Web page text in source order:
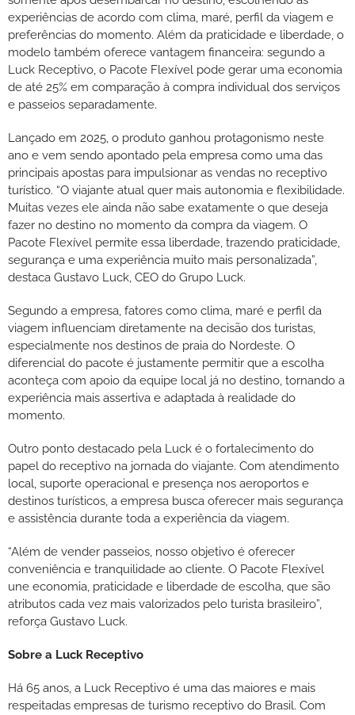
experiências de acordo com clima, maré, perfil da viagem e
preferências do momento. Além da praticidade e liberdade, o
modelo também oferece vantagem financeira: segundo a
Luck Receptivo, o Pacote Flexível pode gerar uma economia
de até 25% em comparação à compra individual dos serviços
e passeios separadamente.
Lançado em 2025, o produto ganhou protagonismo neste
ano e vem sendo apontado pela empresa como uma das
principais apostas para impulsionar as vendas no receptivo
turístico. “O viajante atual quer mais autonomia e flexibilidade.
Muitas vezes ele ainda não sabe exatamente o que deseja
fazer no destino no momento da compra da viagem. O
Pacote Flexível permite essa liberdade, trazendo praticidade,
segurança e uma experiência muito mais personalizada”,
destaca Gustavo Luck, CEO do Grupo Luck.
Segundo a empresa, fatores como clima, maré e perfil da
viagem influenciam diretamente na decisão dos turistas,
especialmente nos destinos de praia do Nordeste. O
diferencial do pacote é justamente permitir que a escolha
aconteça com apoio da equipe local já no destino, tornando a
experiência mais assertiva e adaptada à realidade do
momento.
Outro ponto destacado pela Luck é o fortalecimento do
papel do receptivo na jornada do viajante. Com atendimento
local, suporte operacional e presença nos aeroportos e
destinos turísticos, a empresa busca oferecer mais segurança
e assistência durante toda a experiência da viagem.
“Além de vender passeios, nosso objetivo é oferecer
conveniência e tranquilidade ao cliente. O Pacote Flexível
une economia, praticidade e liberdade de escolha, que são
atributos cada vez mais valorizados pelo turista brasileiro”,
reforça Gustavo Luck.
Sobre a Luck Receptivo
Há 65 anos, a Luck Receptivo é uma das maiores e mais
respeitadas empresas de turismo receptivo do Brasil. Com